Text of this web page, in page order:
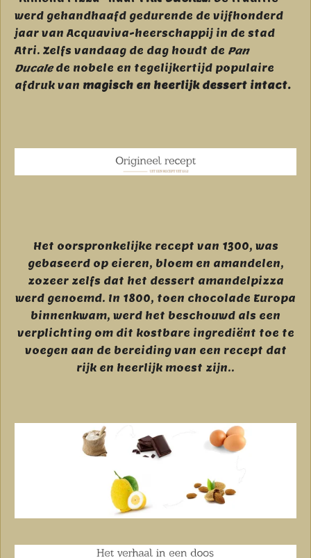
werd gehandhaafd gedurende de vijfhonderd
jaar van Acquaviva-heerschappij in de stad
Atri. Zelfs vandaag de dag houdt de Pan
Ducale de nobele en tegelijkertijd populaire
afdruk van magisch en heerlijk dessert intact.
Het oorspronkelijke recept van 1300, was
gebaseerd op eieren, bloem en amandelen,
zozeer zelfs dat het dessert amandelpizza
werd genoemd. In 1800, toen chocolade Europa
binnenkwam, werd het beschouwd als een
verplichting om dit kostbare ingrediënt toe te
voegen aan de bereiding van een recept dat
rijk en heerlijk moest zijn..